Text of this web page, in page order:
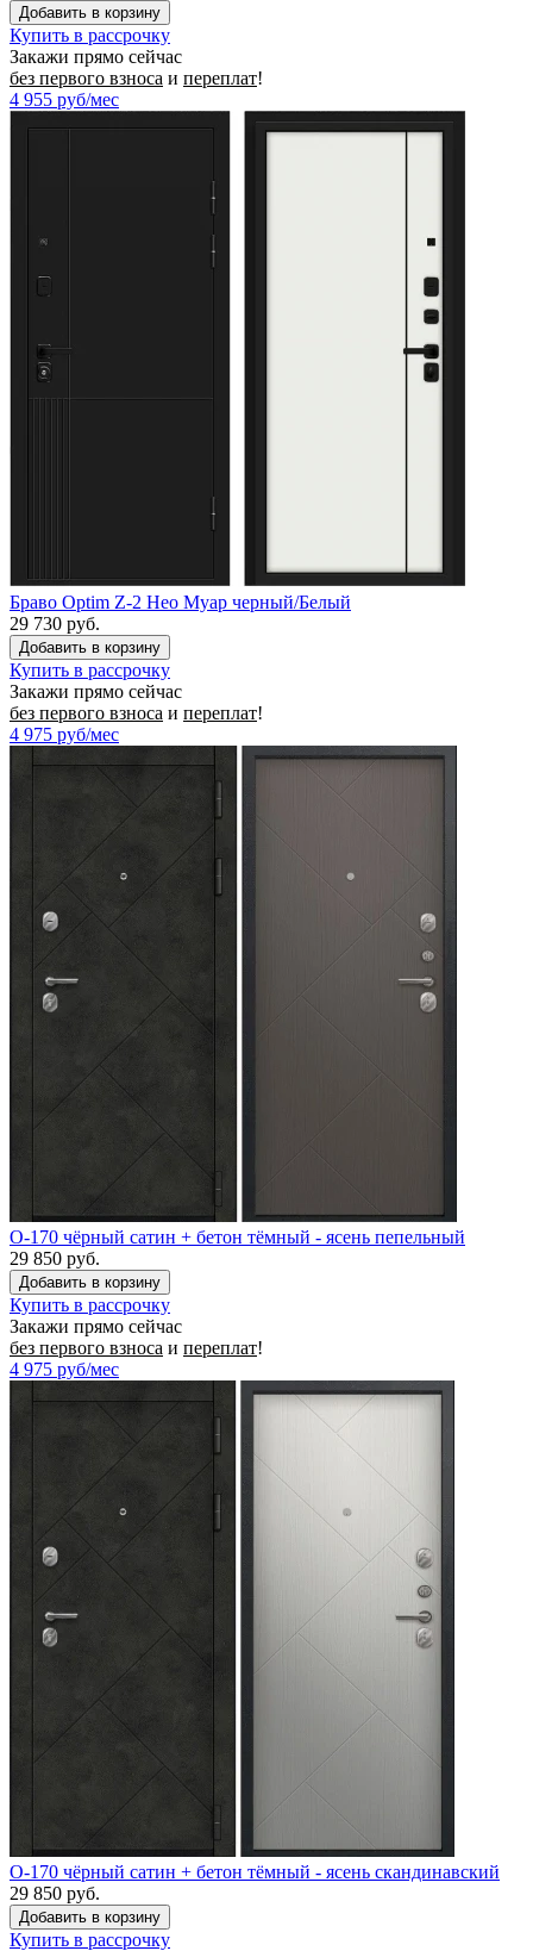
Купить в рассрочку
Закажи прямо сейчас
без первого взноса и переплат!
4 955 руб/мес
Браво Optim Z-2 Нео Муар черный/Белый
29 730 руб.
Купить в рассрочку
Закажи прямо сейчас
без первого взноса и переплат!
4 975 руб/мес
O-170 чёрный сатин + бетон тёмный - ясень пепельный
29 850 руб.
Купить в рассрочку
Закажи прямо сейчас
без первого взноса и переплат!
4 975 руб/мес
O-170 чёрный сатин + бетон тёмный - ясень скандинавский
29 850 руб.
Купить в рассрочку